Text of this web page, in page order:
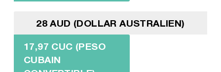
28 AUD (DOLLAR AUSTRALIEN)
17,97 CUC (PESO
CUBAIN